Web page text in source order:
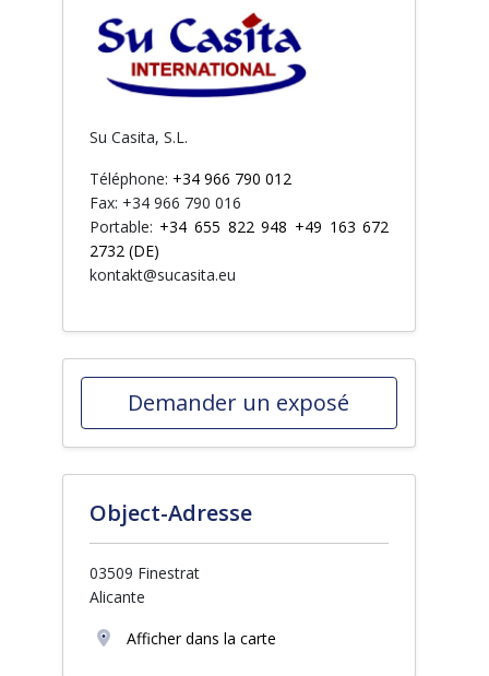
Su Casita, S.L.
Téléphone: +34 966 790 012
Fax: +34 966 790 016
Portable: +34 655 822 948 +49 163 672
2732 (DE)
kontakt@sucasita.eu
Demander un exposé
Object-Adresse
03509 Finestrat
Alicante
Afficher dans la carte